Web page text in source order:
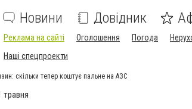
Новини Довідник
Реклама на сайті Оголошення Погода
Наші спецпроекти
скільки тепер коштує пальне на АЗС
травня